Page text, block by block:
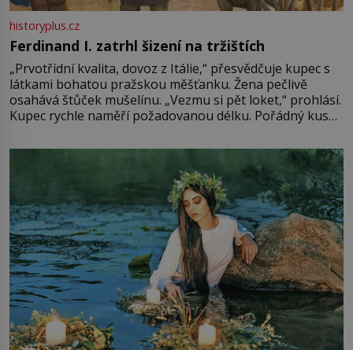
historyplus.cz
Ferdinand I. zatrhl šizení na tržištích
„Prvotřídní kvalita, dovoz z Itálie,“ přesvědčuje kupec s
látkami bohatou pražskou měšťanku. Žena pečlivě
osahává štůček mušelínu. „Vezmu si pět loket,“ prohlásí.
Kupec rychle naměří požadovanou délku. Pořádný kus
milostpaní. Stačí jenom na sukni,“ zhodnotí švadlena
množství růžového mušelínu. „Ošidili vás, podívejte.“
Vezme do ruky dřevěnou